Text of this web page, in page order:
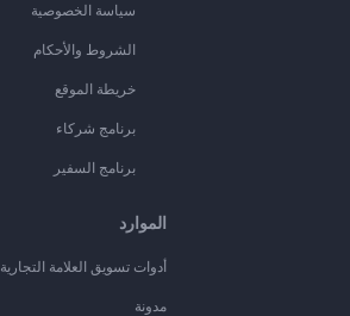
سياسة الخصوصية
الشروط والأحكام
خريطة الموقع
برنامج شركاء
برنامج السفير
الموارد
أدوات تسويق العلامة التجارية
مدونة